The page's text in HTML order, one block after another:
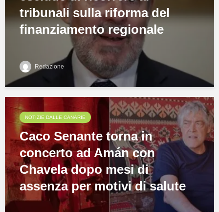
tribunali sulla riforma del
finanziamento regionale
Redazione
NOTIZIE DALLE CANARIE
Caco Senante torna in
concerto ad Amán con
Chavela dopo mesi di
assenza per motivi di salute